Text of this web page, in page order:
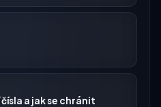
a jak se chránit